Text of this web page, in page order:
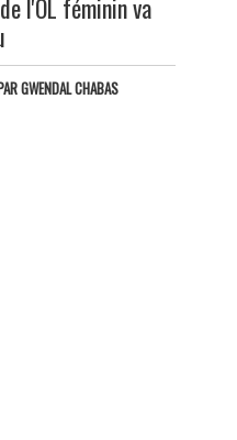
l'OL féminin va
GWENDAL CHABAS